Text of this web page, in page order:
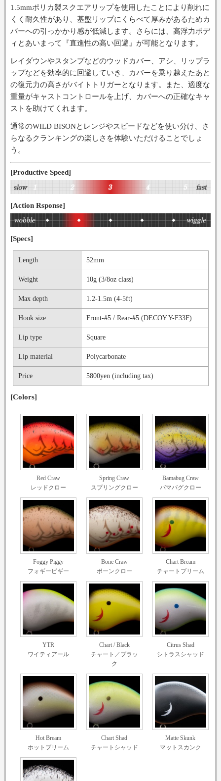
1.5mmポリカ製スクエアリップを使用したことにより削れに
くく耐久性があり、基盤リップにくらべて厚みがあるためカ
バーへの引っかかり感が低減します。さらには、高浮力ボデ
ィとあいまって『直進性の高い回避』が可能となります。
レイダウンやスタンプなどのウッドカバー、アシ、リップラ
ップなどを効率的に回避していき、カバーを乗り越えたあと
の復元力の高さがバイトトリガーとなります。また、適度な
重量がキャストコントロールを上げ、カバーへの正確なキャ
ストを助けてくれます。
通常のWILD BISONとレンジやスピードなどを使い分け、さ
らなるクランキングの楽しさを体験いただけることでしょ
う。
[Productive Speed]
[Action Rsponse]
[Specs]
Length 52mm
Weight 10g (3/8oz class)
Max depth 1.2-1.5m (4-5ft)
Hook size Front-#5 / Rear-#5 (DECOY Y-F33F)
Lip type Square
Lip material Polycarbonate
Price 5800yen (including tax)
[Colors]
Red Craw
レッドクロー
Spring Craw
スプリングクロー
Bamabug Craw
バマバグクロー
Foggy Piggy
フォギーピギー
Bone Craw
ボーンクロー
Chart Bream
チャートブリーム
YTR
ワイティアール
Chart / Black
チャート／ブラッ
ク
Citrus Shad
シトラスシャッド
Hot Bream
ホットブリーム
Chart Shad
チャートシャッド
Matte Skunk
マットスカンク